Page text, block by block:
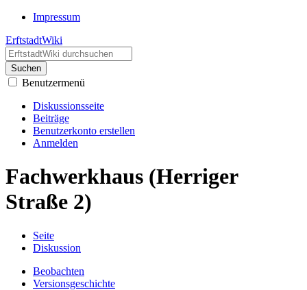
Impressum
ErftstadtWiki
Suchen
Benutzermenü
Diskussionsseite
Beiträge
Benutzerkonto erstellen
Anmelden
Fachwerkhaus (Herriger
Straße 2)
Seite
Diskussion
Beobachten
Versionsgeschichte